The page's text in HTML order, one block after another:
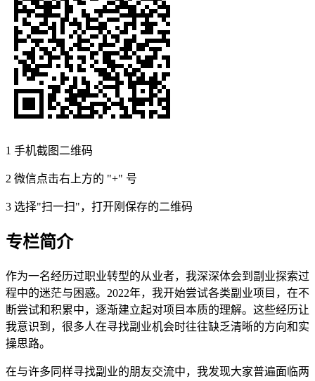
1 手机截图二维码
2 微信点击右上方的 "+" 号
3 选择"扫一扫"，打开刚保存的二维码
专栏简介
作为一名经历过职业转型的从业者，我深深体会到副业探索过
程中的迷茫与困惑。2022年，我开始尝试各类副业项目，在不
断尝试和积累中，逐渐建立起对项目本质的理解。这些经历让
我意识到，很多人在寻找副业机会时往往缺乏清晰的方向和实
操思路。
在与许多同样寻找副业的朋友交流中，我发现大家普遍面临两